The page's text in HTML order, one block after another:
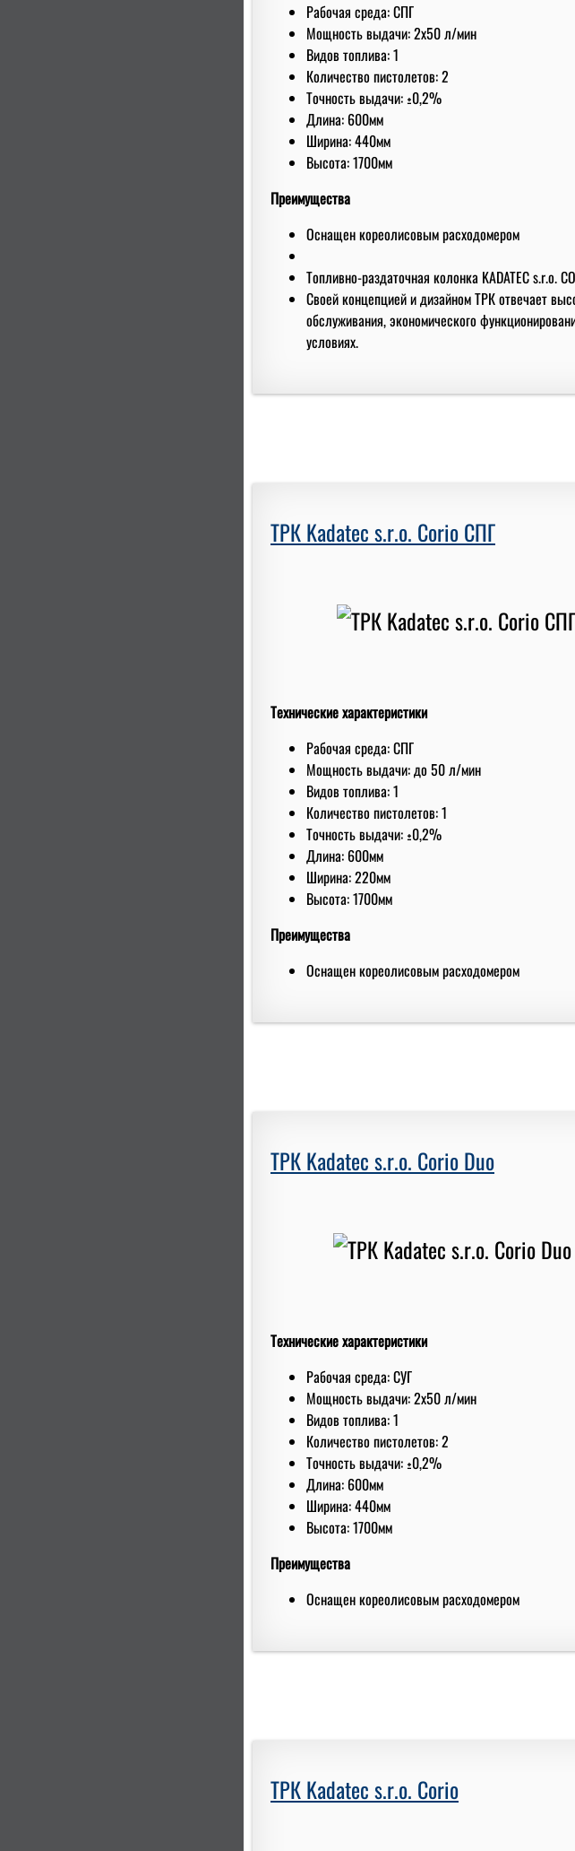
Рабочая среда: СПГ
Мoщнoсть выдачи: 2x50 л/мин
Видов топлива: 1
Количество пистолетов: 2
Точность выдачи: ±0,2%
Длина: 600мм
Ширина: 440мм
Высота: 1700мм
Преимущества
Оснащен кореолисовым расходомером
Топливно-раздаточная колонка KADATEC s.r.o.
Своей концепцией и дизайном ТРК отвечает
обслуживания, экономического
условиях.
ТРК Kadatec s.r.o. Corio СПГ
Технические характеристики
Рабочая среда: СПГ
Мoщнoсть выдачи: дo 50 л/мин
Видов топлива: 1
Количество пистолетов: 1
Точность выдачи: ±0,2%
Длина: 600мм
Ширина: 220мм
Высота: 1700мм
Преимущества
Оснащен кореолисовым расходомером
ТРК Kadatec s.r.o. Corio Duo
Технические характеристики
Рабочая среда: СУГ
Мoщнoсть выдачи: 2x50 л/мин
Видов топлива: 1
Количество пистолетов: 2
Точность выдачи: ±0,2%
Длина: 600мм
Ширина: 440мм
Высота: 1700мм
Преимущества
Оснащен кореолисовым расходомером
ТРК Kadatec s.r.o. Corio